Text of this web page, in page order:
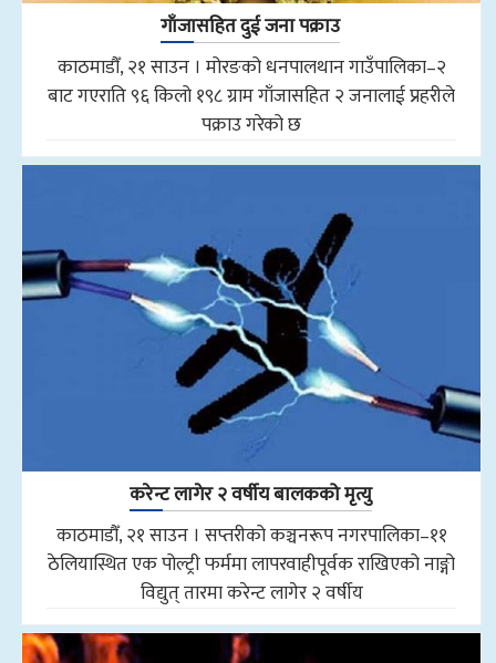
गाँजासहित दुई जना पक्राउ
काठमाडौँ, २१ साउन । मोरङको धनपालथान गाउँपालिका–२
बाट गएराति ९६ किलो १९८ ग्राम गाँजासहित २ जनालाई प्रहरीले
पक्राउ गरेको छ
करेन्ट लागेर २ वर्षीय बालकको मृत्यु
काठमाडौँ, २१ साउन । सप्तरीको कञ्चनरूप नगरपालिका–११
ठेलियास्थित एक पोल्ट्री फर्ममा लापरवाहीपूर्वक राखिएको नाङ्गो
विद्युत् तारमा करेन्ट लागेर २ वर्षीय